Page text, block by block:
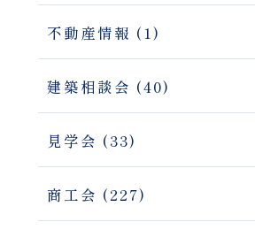
不動産情報 (1)
建築相談会 (40)
見学会 (33)
商工会 (227)